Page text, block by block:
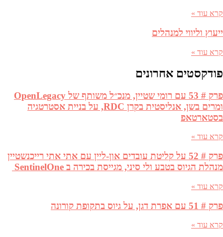
קרא עוד »
ייעוץ וליווי למנהלים
קרא עוד »
פודקסטים אחרונים
פרק # 53 עם רומי שטיין, מנכ״ל משותף של OpenLegacy
ומרים בשן, אנליסטית בקרן RDC, על בניית אסטרטגיה
בסטארטאפ
קרא עוד »
פרק # 52 על קליטת עובדים און-ליין עם אתי אתי רייכנשטיין
מנהלת הגיוס בטבע ולי סיני, מגייסת בכירה ב SentinelOne
קרא עוד »
פרק # 51 עם אפרת דגן, על גיוס בתקופת קורונה
קרא עוד »